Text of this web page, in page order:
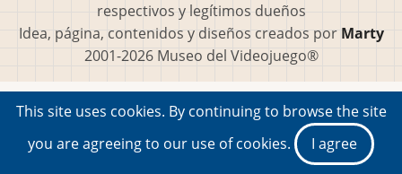
respectivos y legítimos dueños
Idea, página, contenidos y diseños creados por Marty
2001-2026 Museo del Videojuego®
This site uses cookies. By continuing to browse the site
you are agreeing to our use of cookies.
I agree